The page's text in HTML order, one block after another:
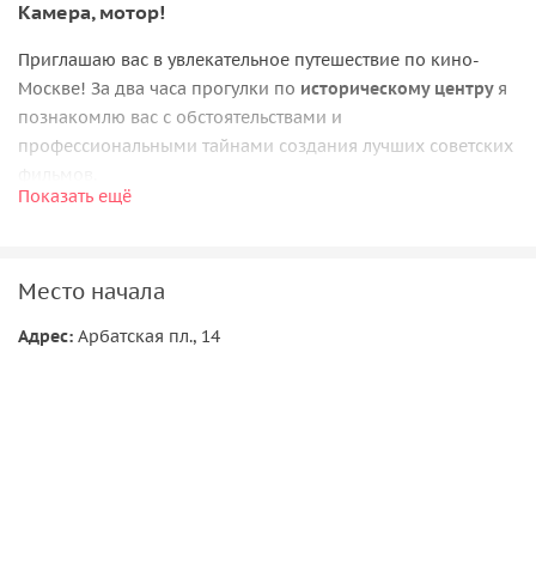
Камера, мотор!
Приглашаю вас в увлекательное путешествие по кино-
Москве! За два часа прогулки по историческому центру я
познакомлю вас с обстоятельствами и
профессиональными тайнами создания лучших советских
Со мной вы узнаете, «почему у львов нет зубов» и «где
Показать ещё
Место начала
Адрес: Арбатская пл., 14